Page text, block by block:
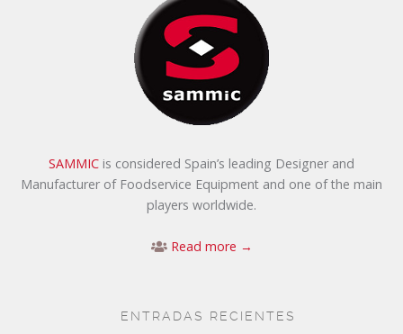
SAMMIC is considered Spain’s leading Designer and
Manufacturer of Foodservice Equipment and one of the main
players worldwide.
Read more →
ENTRADAS RECIENTES